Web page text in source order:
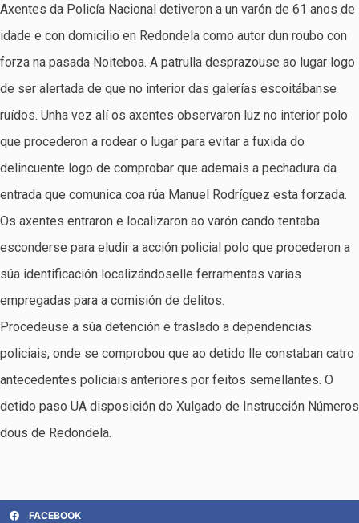
Axentes da Policía Nacional detiveron a un varón de 61 anos de
idade e con domicilio en Redondela como autor dun roubo con
forza na pasada Noiteboa. A patrulla desprazouse ao lugar logo
de ser alertada de que no interior das galerías escoitábanse
ruídos. Unha vez alí os axentes observaron luz no interior polo
que procederon a rodear o lugar para evitar a fuxida do
delincuente logo de comprobar que ademais a pechadura da
entrada que comunica coa rúa Manuel Rodríguez esta forzada.
Os axentes entraron e localizaron ao varón cando tentaba
esconderse para eludir a acción policial polo que procederon a
súa identificación localizándoselle ferramentas varias
empregadas para a comisión de delitos.
Procedeuse a súa detención e traslado a dependencias
policiais, onde se comprobou que ao detido lle constaban catro
antecedentes policiais anteriores por feitos semellantes. O
detido paso UA disposición do Xulgado de Instrucción Números
dous de Redondela.
FACEBOOK